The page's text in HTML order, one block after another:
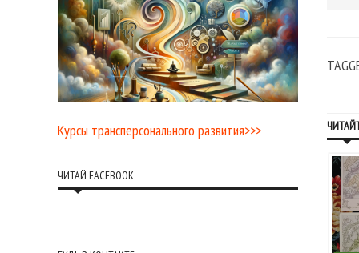
Курсы трансперсонального развития>>>
ЧИТАЙ FACEBOOK